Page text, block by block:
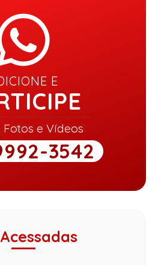
E
Fotos e Vídeos
3542